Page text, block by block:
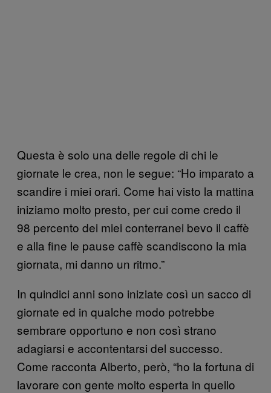
Questa è solo una delle regole di chi le
giornate le crea, non le segue: “Ho imparato a
scandire i miei orari. Come hai visto la mattina
iniziamo molto presto, per cui come credo il
98 percento dei miei conterranei bevo il caffè
e alla fine le pause caffè scandiscono la mia
giornata, mi danno un ritmo.”
In quindici anni sono iniziate così un sacco di
giornate ed in qualche modo potrebbe
sembrare opportuno e non così strano
adagiarsi e accontentarsi del successo.
Come racconta Alberto, però, “ho la fortuna di
lavorare con gente molto esperta in quello